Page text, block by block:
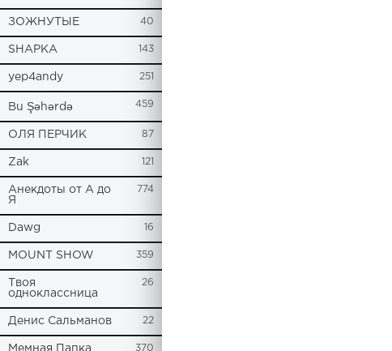
ЗОЖНУТЫЕ 40
SHAPKA 143
yep4andy 251
Bu Şəhərdə 459
ОЛЯ ПЕРЧИК 87
Zak 121
Анекдоты от А до
Я
774
Dawg 16
MOUNT SHOW 359
Твоя
одноклассница
26
Денис Сальманов 22
Мемная Папка 370